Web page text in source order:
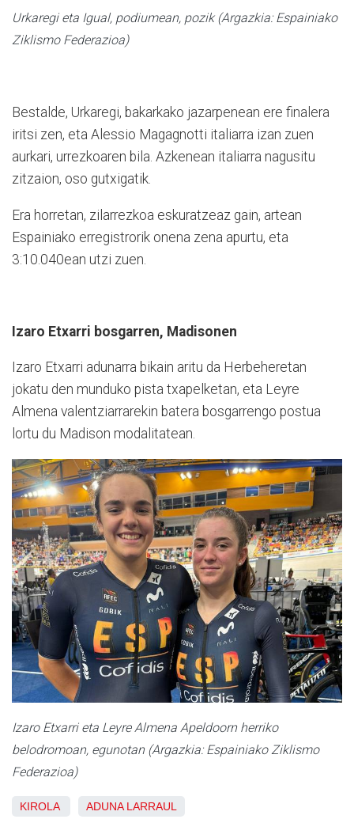
Urkaregi eta Igual, podiumean, pozik (Argazkia: Espainiako
Ziklismo Federazioa)
Bestalde, Urkaregi, bakarkako jazarpenean ere finalera
iritsi zen, eta Alessio Magagnotti italiarra izan zuen
aurkari, urrezkoaren bila. Azkenean italiarra nagusitu
zitzaion, oso gutxigatik.
Era horretan, zilarrezkoa eskuratzeaz gain, artean
Espainiako erregistrorik onena zena apurtu, eta
3:10.040ean utzi zuen.
Izaro Etxarri bosgarren, Madisonen
Izaro Etxarri adunarra bikain aritu da Herbeheretan
jokatu den munduko pista txapelketan, eta Leyre
Almena valentziarrarekin batera bosgarrengo postua
lortu du Madison modalitatean.
Izaro Etxarri eta Leyre Almena Apeldoorn herriko
belodromoan, egunotan (Argazkia: Espainiako Ziklismo
Federazioa)
KIROLA ADUNA LARRAUL